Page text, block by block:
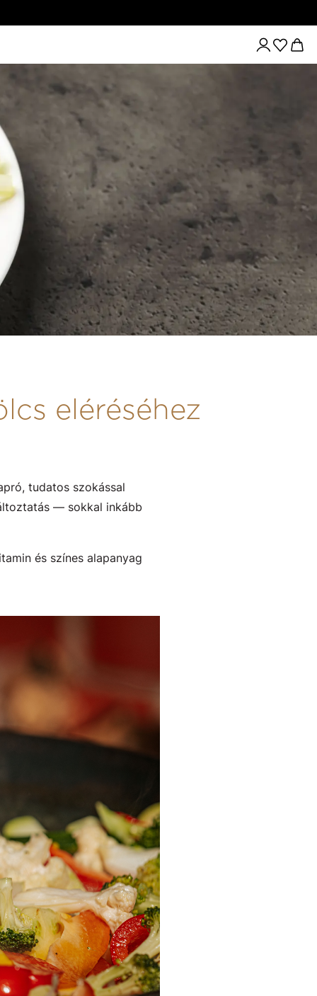
eléréséhez
tudatos szokással
— sokkal inkább
és színes alapanyag